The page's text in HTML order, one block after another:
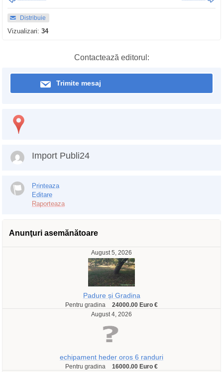
Distribuie
Vizualizari: 34
Contactează editorul:
Trimite mesaj
Import Publi24
Printeaza
Editare
Raporteaza
Anunţuri asemănătoare
August 5, 2026
Padure și Gradina
Pentru gradina
24000.00 Euro €
August 4, 2026
echipament heder oros 6 randuri
Pentru gradina 16000.00 Euro €